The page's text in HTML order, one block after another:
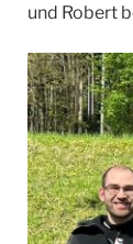
und Robert